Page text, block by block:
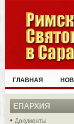
ГЛАВНАЯ
ЕПАРХИЯ
Документы